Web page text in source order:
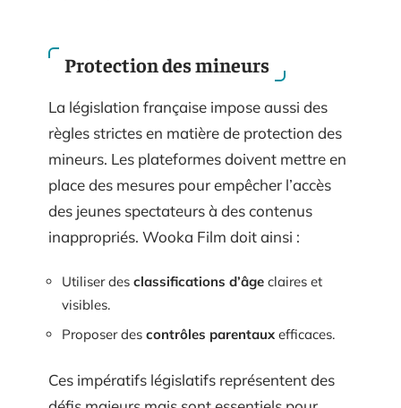
Protection des mineurs
La législation française impose aussi des
règles strictes en matière de protection des
mineurs. Les plateformes doivent mettre en
place des mesures pour empêcher l’accès
des jeunes spectateurs à des contenus
inappropriés. Wooka Film doit ainsi :
Utiliser des classifications d’âge claires et
visibles.
Proposer des contrôles parentaux efficaces.
Ces impératifs législatifs représentent des